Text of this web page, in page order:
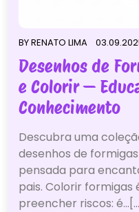
BYRENATO LIMA
Desenhos de
e Colorir —
Conhecimento
Descubra uma
desenhos de
pensada para
pais. Colorir formigas
preencher riscos: